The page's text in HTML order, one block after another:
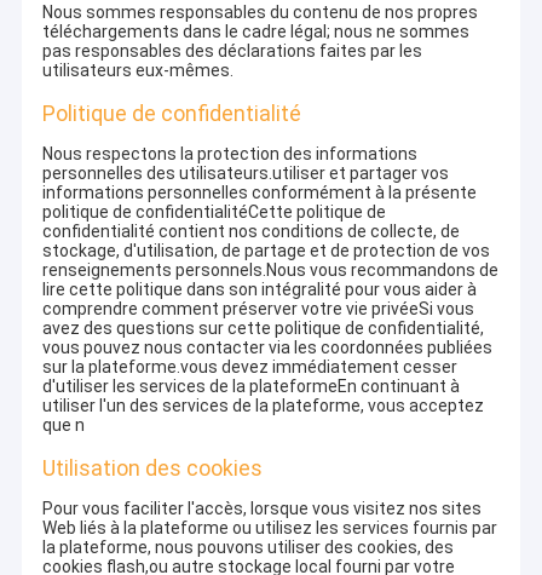
Nous sommes responsables du contenu de nos propres
téléchargements dans le cadre légal; nous ne sommes
pas responsables des déclarations faites par les
utilisateurs eux-mêmes.
Politique de confidentialité
Nous respectons la protection des informations
personnelles des utilisateurs.utiliser et partager vos
informations personnelles conformément à la présente
politique de confidentialitéCette politique de
confidentialité contient nos conditions de collecte, de
stockage, d'utilisation, de partage et de protection de vos
renseignements personnels.Nous vous recommandons de
lire cette politique dans son intégralité pour vous aider à
comprendre comment préserver votre vie privéeSi vous
avez des questions sur cette politique de confidentialité,
vous pouvez nous contacter via les coordonnées publiées
sur la plateforme.vous devez immédiatement cesser
d'utiliser les services de la plateformeEn continuant à
utiliser l'un des services de la plateforme, vous acceptez
que n
Utilisation des cookies
Pour vous faciliter l'accès, lorsque vous visitez nos sites
Web liés à la plateforme ou utilisez les services fournis par
la plateforme, nous pouvons utiliser des cookies, des
cookies flash,ou autre stockage local fourni par votre